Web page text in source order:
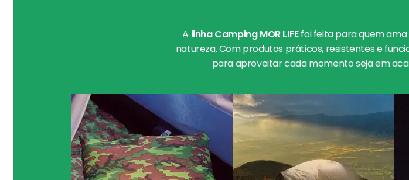
A linha Camping MOR LIFEfoi feita para quem
natureza. Com produtos práticos, resistentes e
para aproveitar cada momento seja em